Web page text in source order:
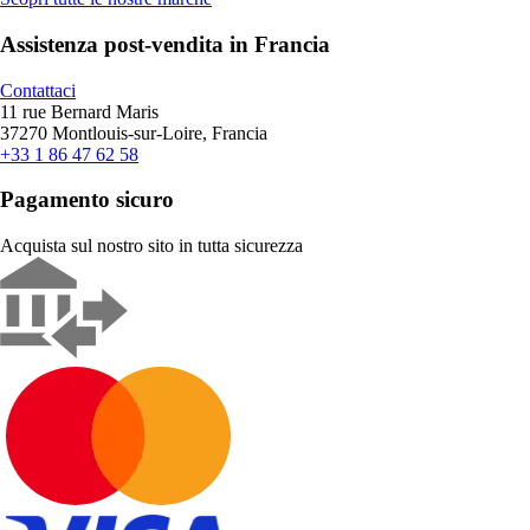
Assistenza post-vendita in Francia
Contattaci
11 rue Bernard Maris
37270 Montlouis-sur-Loire, Francia
+33 1 86 47 62 58
Pagamento sicuro
Acquista sul nostro sito in tutta sicurezza